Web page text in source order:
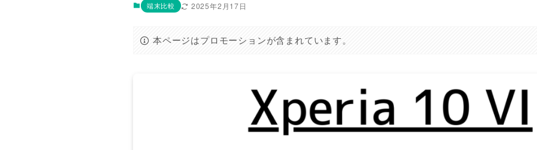
端末比較 2025年2月17日
本ページはプロモーションが含まれています。